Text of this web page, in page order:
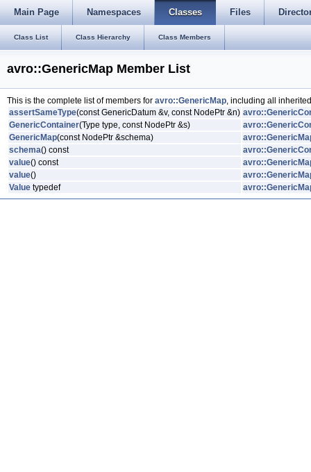
Main Page Namespaces Classes Files
Class List Class Hierarchy Class Members
avro::GenericMap Member List
This is the complete list of members for avro::GenericMap, including all
assertSameType(const GenericDatum &v, const NodePtr &n)
GenericContainer(Type type, const NodePtr &s)
GenericMap(const NodePtr &schema)
schema() const
value() const
value()
Value typedef